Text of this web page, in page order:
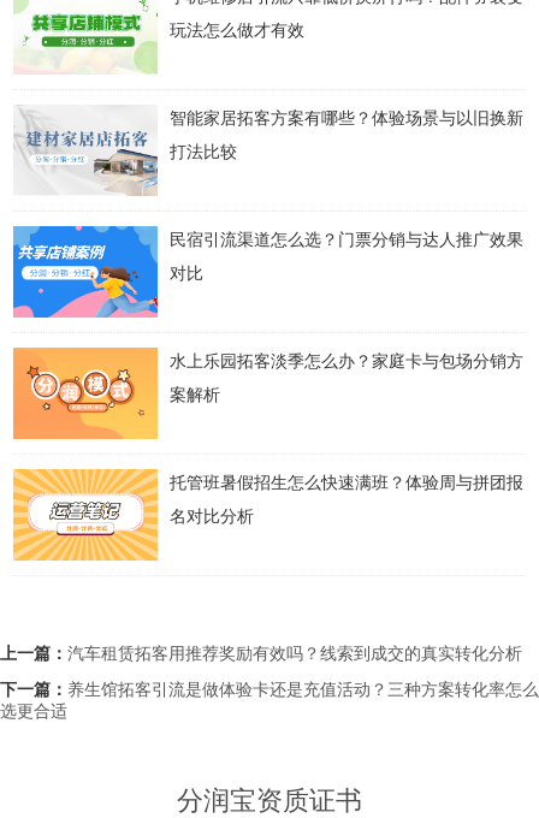
玩法怎么做才有效
智能家居拓客方案有哪些？体验场景与以旧换新
打法比较
民宿引流渠道怎么选？门票分销与达人推广效果
对比
水上乐园拓客淡季怎么办？家庭卡与包场分销方
案解析
托管班暑假招生怎么快速满班？体验周与拼团报
名对比分析
上一篇： 汽车租赁拓客用推荐奖励有效吗？线索到成交的真实转化分析
下一篇： 养生馆拓客引流是做体验卡还是充值活动？三种方案转化率怎么
选更合适
分润宝资质证书